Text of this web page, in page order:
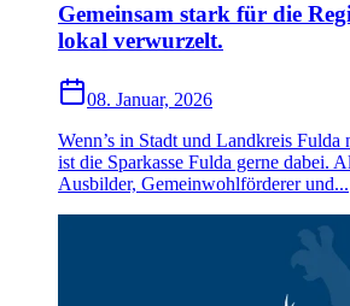
Gemeinsam stark für die
lokal verwurzelt.
08. Januar, 2026
Wenn’s in Stadt und Landkreis Fulda
ist die Sparkasse Fulda gerne dabei.
Ausbilder, Gemeinwohlförderer und...